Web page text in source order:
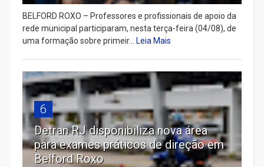
BELFORD ROXO – Professores e profissionais de apoio da
rede municipal participaram, nesta terça-feira (04/08), de
uma formação sobre primeir... Leia Mais
6
Detran RJ disponibiliza nova área
para exames práticos de direção em
Belford Roxo